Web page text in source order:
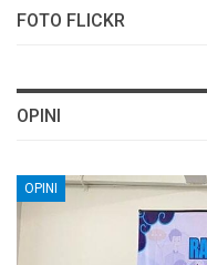
FOTO FLICKR
OPINI
OPINI